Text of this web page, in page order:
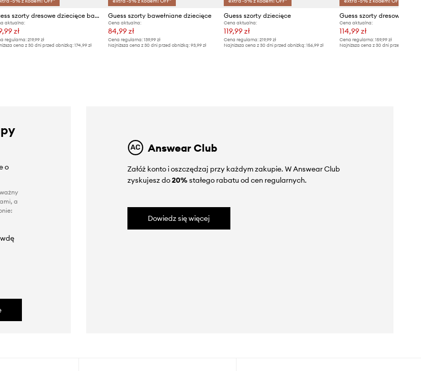
Guess szorty dresowe dziecięce bawełniane z elastanem
aktualna:
zł
regularna: 219,99 zł
cena z 30 dni przed obniżką: 174,99 zł
Guess szorty bawełniane dziecięce
Cena aktualna:
84,99 zł
Cena regularna: 139,99 zł
Najniższa cena z 30 dni przed obniżką: 93,99 zł
Guess szorty dziecięce
Cena aktualna:
119,99 zł
Cena regularna:219,99 zł
Najniższa cena z 30 dni przed obniżką:156,99 zł
Cena aktualna:
114,99 zł
Cena regularna: 159,99 zł
Najniższa cena z 30 dni przed obniżką:
o
a
Answear Club
Załóż konto i oszczędzaj przy każdym zakupie. W Answear Club
zyskujesz do20%stałego rabatu od cen regularnych.
Dowiedz się więcej